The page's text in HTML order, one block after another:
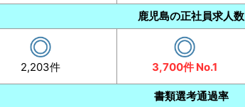
鹿児島の正社員求人数
2,203件 3,700件 No.1
書類選考通過率